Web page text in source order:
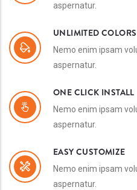
aspernatur.
UNLIMITED COLORS
Nemo enim ipsam
aspernatur.
ONE CLICK INSTALL
Nemo enim ipsam
aspernatur.
EASY CUSTOMIZE
Nemo enim ipsam
aspernatur.